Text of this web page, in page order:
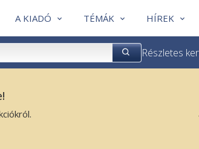
A KIADÓ TÉMÁK HÍREK
Részletes